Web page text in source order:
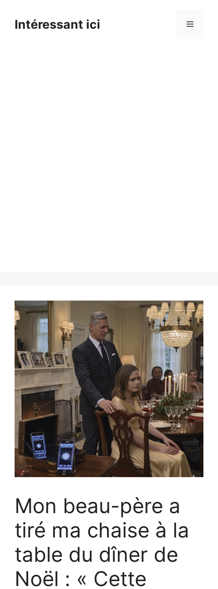
contentIntéressant ici Menu
Mon beau-père a
tiré ma chaise à la
table du dîner de
Noël : « Cette